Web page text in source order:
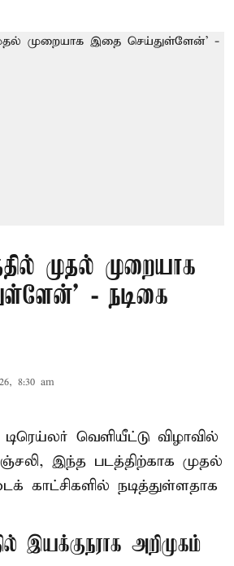
முதல் முறையாக
- நடிகை
8:30 am
டிரெய்லர் வெளியீட்டு விழாவில்
இந்த படத்திற்காக முதல்
காட்சிகளில் நடித்துள்ளதாக
இயக்குநராக அறிமுகம்